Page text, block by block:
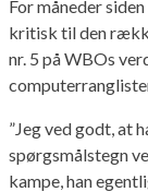
For måneder
kritisk til den
nr. 5 på WBOs
”Jeg ved godt, at
spørgsmålstegn
kampe, han